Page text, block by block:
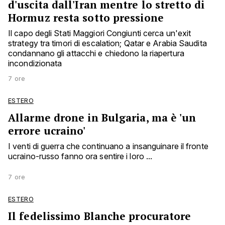
d'uscita dall'Iran mentre lo stretto di
Hormuz resta sotto pressione
Il capo degli Stati Maggiori Congiunti cerca un'exit
strategy tra timori di escalation; Qatar e Arabia Saudita
condannano gli attacchi e chiedono la riapertura
incondizionata
7 ore
ESTERO
Allarme drone in Bulgaria, ma è 'un
errore ucraino'
I venti di guerra che continuano a insanguinare il fronte
ucraino-russo fanno ora sentire i loro ...
7 ore
ESTERO
Il fedelissimo Blanche procuratore